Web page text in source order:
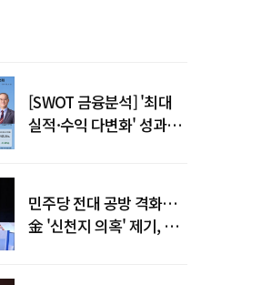
[SWOT 금융분석] '최대
실적·수익 다변화' 성과…
민주당 전대 공방 격화…
金 '신천지 의혹' 제기, 鄭